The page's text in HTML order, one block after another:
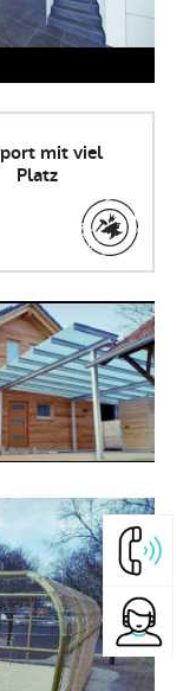
mit viel
Platz